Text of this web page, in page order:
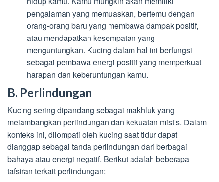
pengalaman yang memuaskan, bertemu dengan
orang-orang baru yang membawa dampak positif,
atau mendapatkan kesempatan yang
menguntungkan. Kucing dalam hal ini berfungsi
sebagai pembawa energi positif yang memperkuat
harapan dan keberuntungan kamu.
B. Perlindungan
Kucing sering dipandang sebagai makhluk yang
melambangkan perlindungan dan kekuatan mistis. Dalam
konteks ini, dilompati oleh kucing saat tidur dapat
dianggap sebagai tanda perlindungan dari berbagai
bahaya atau energi negatif. Berikut adalah beberapa
tafsiran terkait perlindungan: